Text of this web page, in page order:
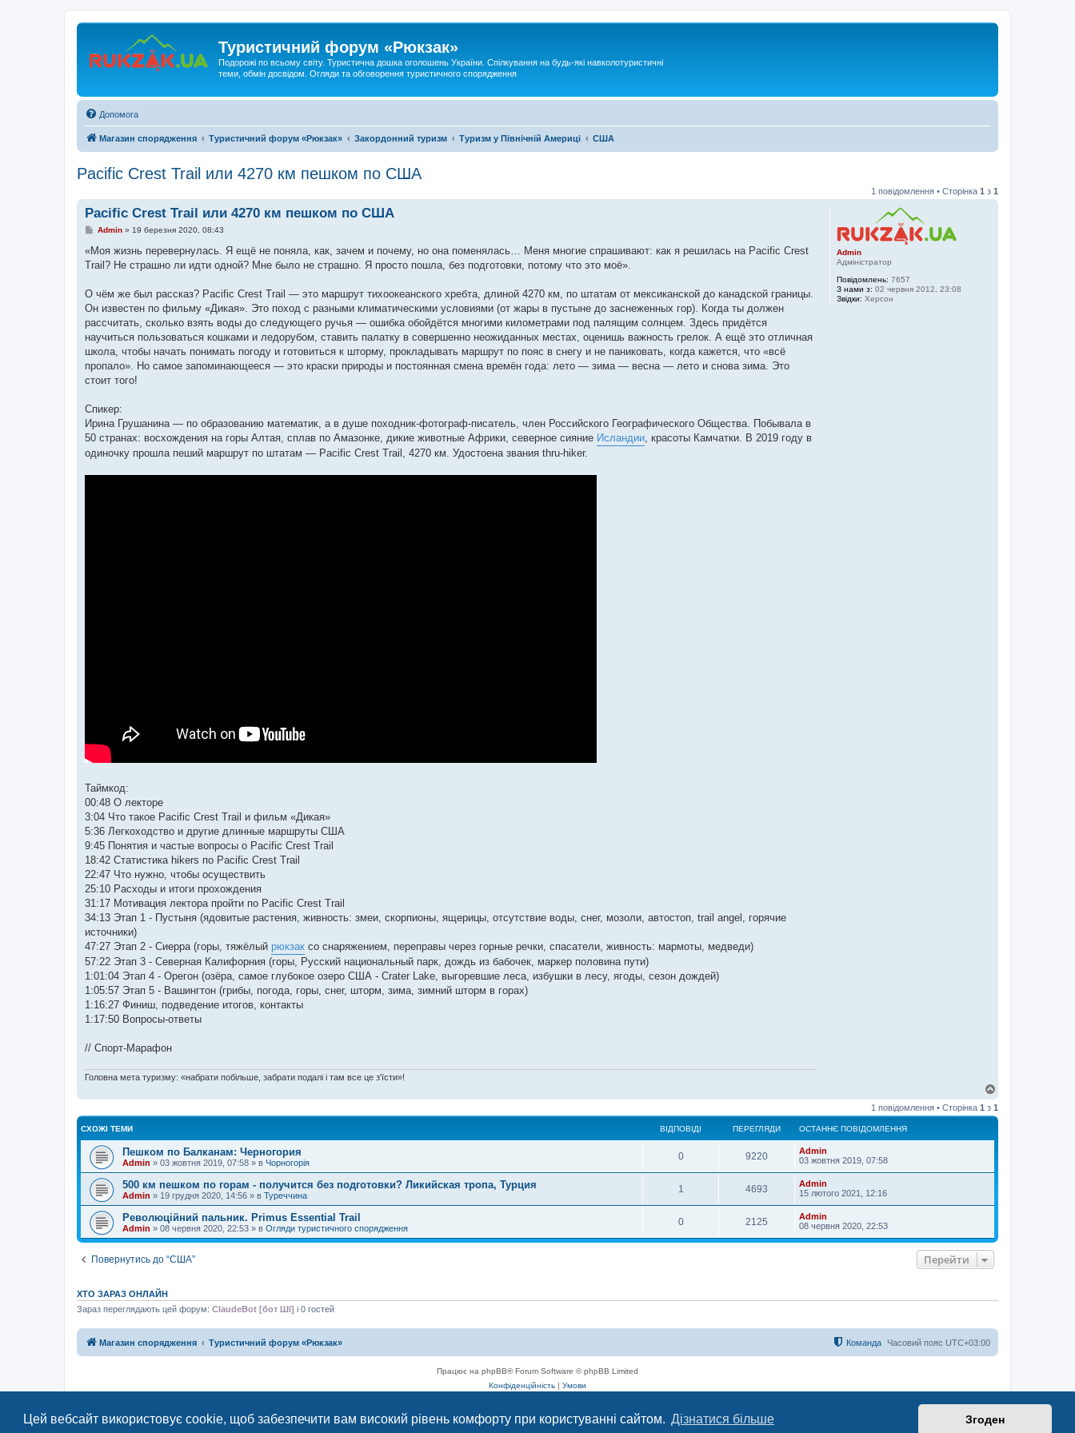
Цей вебсайт використовує cookie, щоб забезпечити вам високий рівень комфорту при користуванні сайтом. Дізнатися більше Згоден
Туристичний форум «Рюкзак»
Подорожі по всьому світу. Туристична дошка оголошень України. Спілкування на будь-які навколотуристичні
теми, обмін досвідом. Огляди та обговорення туристичного спорядження
Допомога
Магазин спорядження Туристичний форум «Рюкзак» Закордонний туризм Туризм у Північній Америці США
Pacific Crest Trail или 4270 км пешком по США
1 повідомлення • Сторінка 1 з 1
Admin
Адміністратор
Повідомлень: 7657
З нами з: 02 червня 2012, 23:08
Звідки: Херсон
Pacific Crest Trail или 4270 км пешком по США
П
в
д
л
е
н
я
Admin» 19 березня 2020, 08:43
«Моя жизнь перевернулась. Я ещё не поняла, как, зачем и почему, но она поменялась… Меня многие спрашивают: как я решилась на Pacific Crest
Trail? Не страшно ли идти одной? Мне было не страшно. Я просто пошла, без подготовки, потому что это моё».
О чём же был рассказ? Pacific Crest Trail — это маршрут тихоокеанского хребта, длиной 4270 км, по штатам от мексиканской до канадской границы.
Он известен по фильму «Дикая». Это поход с разными климатическими условиями (от жары в пустыне до заснеженных гор). Когда ты должен
рассчитать, сколько взять воды до следующего ручья — ошибка обойдётся многими километрами под палящим солнцем. Здесь придётся
научиться пользоваться кошками и ледорубом, ставить палатку в совершенно неожиданных местах, оценишь важность грелок. А ещё это отличная
школа, чтобы начать понимать погоду и готовиться к шторму, прокладывать маршрут по пояс в снегу и не паниковать, когда кажется, что «всё
пропало». Но самое запоминающееся — это краски природы и постоянная смена времён года: лето — зима — весна — лето и снова зима. Это
стоит того!
Спикер:
Ирина Грушанина — по образованию математик, а в душе походник-фотограф-писатель, член Российского Географического Общества. Побывала в
50 странах: восхождения на горы Алтая, сплав по Амазонке, дикие животные Африки, северное сияние Исландии , красоты Камчатки. В 2019 году в
одиночку прошла пеший маршрут по штатам — Pacific Crest Trail, 4270 км. Удостоена звания thru-hiker.
Таймкод:
00:48 О лекторе
3:04 Что такое Pacific Crest Trail и фильм «Дикая»
5:36 Легкоходство и другие длинные маршруты США
9:45 Понятия и частые вопросы о Pacific Crest Trail
18:42 Статистика hikers по Pacific Crest Trail
22:47 Что нужно, чтобы осуществить
25:10 Расходы и итоги прохождения
31:17 Мотивация лектора пройти по Pacific Crest Trail
34:13 Этап 1 - Пустыня (ядовитые растения, живность: змеи, скорпионы, ящерицы, отсутствие воды, снег, мозоли, автостоп, trail angel, горячие
источники)
47:27 Этап 2 - Сиерра (горы, тяжёлый рюкзак со снаряжением, переправы через горные речки, спасатели, живность: мармоты, медведи)
57:22 Этап 3 - Северная Калифорния (горы, Русский национальный парк, дождь из бабочек, маркер половина пути)
1:01:04 Этап 4 - Орегон (озёра, самое глубокое озеро США - Crater Lake, выгоревшие леса, избушки в лесу, ягоды, сезон дождей)
1:05:57 Этап 5 - Вашингтон (грибы, погода, горы, снег, шторм, зима, зимний шторм в горах)
1:16:27 Финиш, подведение итогов, контакты
1:17:50 Вопросы-ответы
// Спорт-Марафон
Головна мета туризму: «набрати побільше, забрати подалі і там все це з'їсти»!
г
о
1 повідомлення • Сторінка 1 з 1
СХОЖІ ТЕМИ ВІДПОВІДІ ПЕРЕГЛЯДИ ОСТАННЄ ПОВІДОМЛЕННЯ
Пешком по Балканам: Черногория
Admin » 03 жовтня 2019, 07:58 » в Чорногорія
0 9220
Admin
03 жовтня 2019, 07:58
500 км пешком по горам - получится без подготовки? Ликийская тропа, Турция
Admin » 19 грудня 2020, 14:56 » в Туреччина
1 4693
Admin
15 лютого 2021, 12:16
Революційний пальник. Primus Essential Trail
Admin » 08 червня 2020, 22:53 » в Огляди туристичного спорядження
0 2125
Admin
08 червня 2020, 22:53
Повернутись до “США” Перейти
ХТО ЗАРАЗ ОНЛАЙН
Зараз переглядають цей форум: ClaudeBot [бот ШІ] і 0 гостей
Магазин спорядження Туристичний форум «Рюкзак» Часовий пояс UTC+03:00
Команда
Працює на phpBB® Forum Software © phpBB Limited
Конфіденційність | Умови